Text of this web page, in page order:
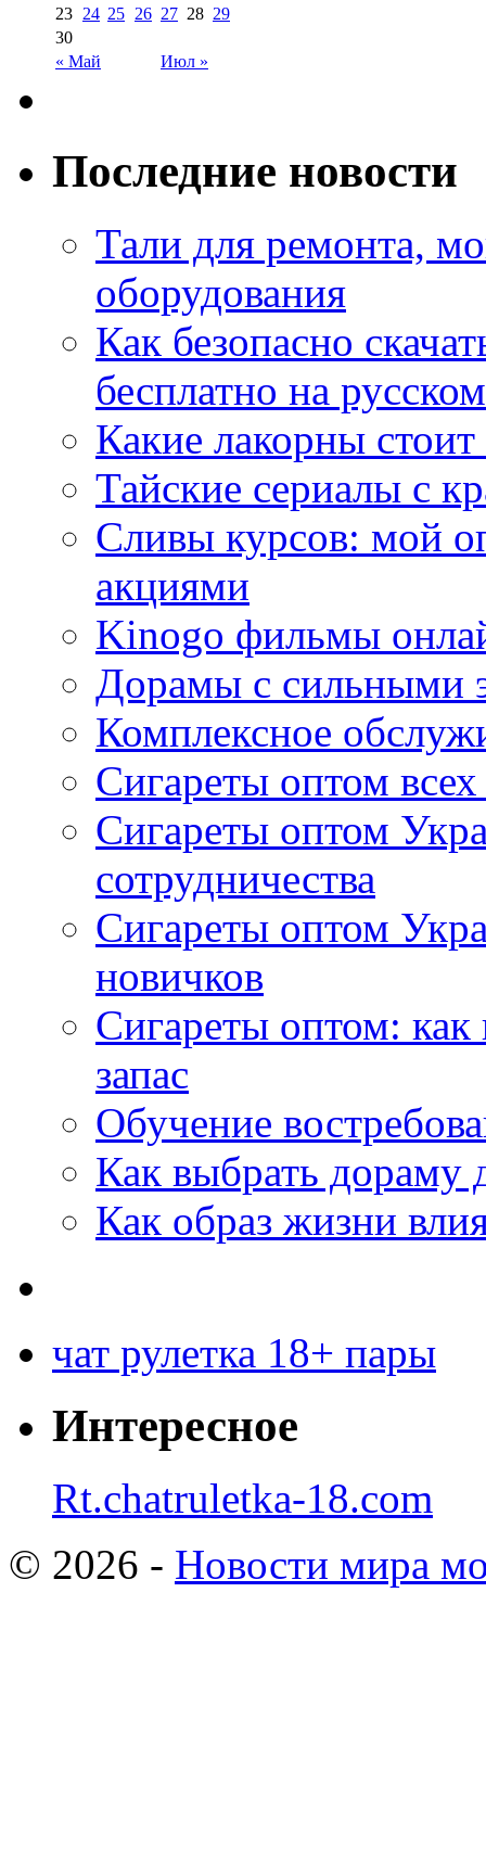
« Май Июл »
23 24 25 26 27 28 29
30
Последние новости
Тали для ремонта,
оборудования
Как безопасно
бесплатно на
Какие лакорны
Тайские сериалы с
Сливы курсов: мой
акциями
Kinogo фильмы
Дорамы с сильными
Комплексное
Сигареты оптом
Сигареты оптом
сотрудничества
Сигареты оптом
новичков
Сигареты оптом:
запас
Обучение
Как выбрать дораму
Как образ жизни
чат рулетка 18+ пары
Интересное
Rt.chatruletka-18.com
© 2026 - Новости мира